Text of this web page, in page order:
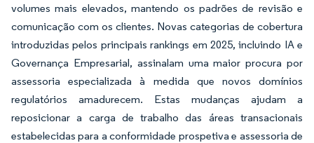
volumes mais elevados, mantendo os padrões de revisão e
comunicação com os clientes. Novas categorias de cobertura
introduzidas pelos principais rankings em 2025, incluindo IA e
Governança Empresarial, assinalam uma maior procura por
assessoria especializada à medida que novos domínios
regulatórios amadurecem. Estas mudanças ajudam a
reposicionar a carga de trabalho das áreas transacionais
estabelecidas para a conformidade prospetiva e assessoria de